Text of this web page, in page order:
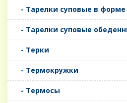
- Тарелки суповые в форме
- Тарелки суповые
- Терки
- Термокружки
- Термосы